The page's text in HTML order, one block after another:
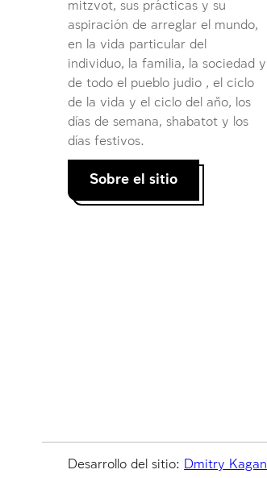
mitzvot, sus prácticas y su
aspiración de arreglar el mundo,
en la vida particular del
individuo, la familia, la sociedad y
de todo el pueblo judio , el ciclo
de la vida y el ciclo del año, los
días de semana, shabatot y los
días festivos.
Sobre el sitio
Desarrollo del sitio: Dmitry Kagan